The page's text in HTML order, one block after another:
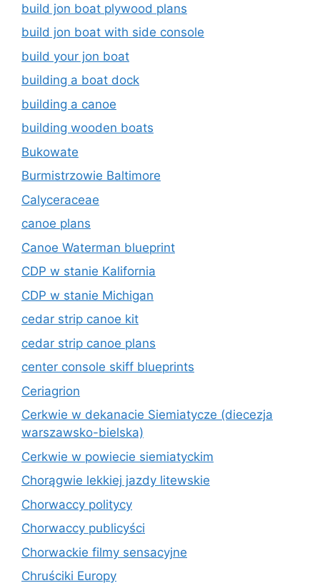
build jon boat plywood plans
build jon boat with side console
build your jon boat
building a boat dock
building a canoe
building wooden boats
Bukowate
Burmistrzowie Baltimore
Calyceraceae
canoe plans
Canoe Waterman blueprint
CDP w stanie Kalifornia
CDP w stanie Michigan
cedar strip canoe kit
cedar strip canoe plans
center console skiff blueprints
Ceriagrion
Cerkwie w dekanacie Siemiatycze (diecezja
warszawsko-bielska)
Cerkwie w powiecie siemiatyckim
Chorągwie lekkiej jazdy litewskie
Chorwaccy politycy
Chorwaccy publicyści
Chorwackie filmy sensacyjne
Chruściki Europy